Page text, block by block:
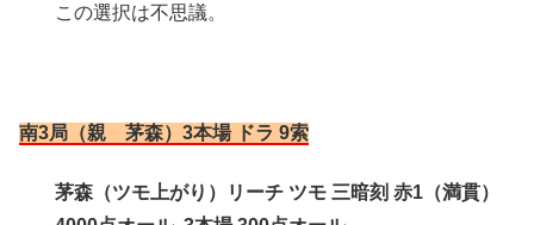
この選択は不思議。
南3局（親 茅森）3本場 ドラ 9索
茅森（ツモ上がり）リーチ ツモ 三暗刻 赤1（満貫）